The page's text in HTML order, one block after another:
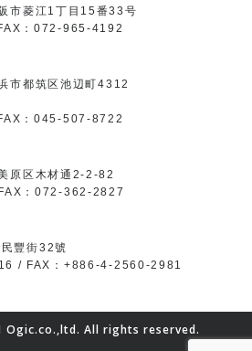
市菱江1丁目15番33号
：072-965-4192
市都筑区池辺町4312
：045-507-8722
原区木材通2-2-82
：072-362-2827
豐街32號
/ FAX：+886-4-2560-2981
Ogic.co.,ltd. All rights reserved.